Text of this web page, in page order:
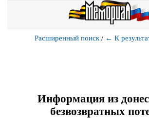
Расширенный поиск / ← К
Информация из
безвозвратных